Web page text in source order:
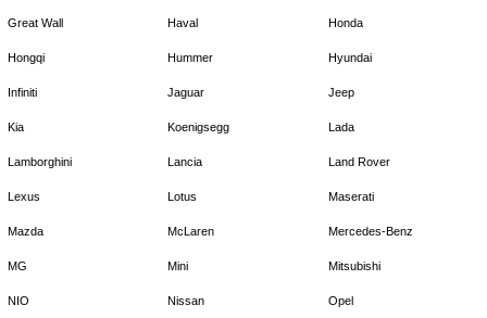
Great Wall Haval Honda
Hongqi Hummer Hyundai
Infiniti Jaguar Jeep
Kia Koenigsegg Lada
Lamborghini Lancia Land Rover
Lexus Lotus Maserati
Mazda McLaren Mercedes-Benz
MG Mini Mitsubishi
NIO Nissan Opel